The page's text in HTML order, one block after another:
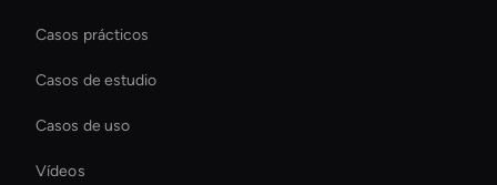
Casos prácticos
Casos de estudio
Casos de uso
Vídeos